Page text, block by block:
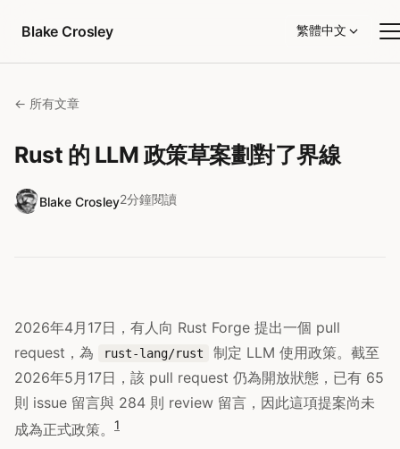
Blake Crosley
繁體中文
← 所有文章
Rust 的 LLM 政策草案劃對了界線
Blake Crosley2分鐘閱讀
2026年4月17日，有人向 Rust Forge 提出一個 pull
request，為
rust-lang/rust
制定 LLM 使用政策。截至
2026年5月17日，該 pull request 仍為開放狀態，已有 65
則 issue 留言與 284 則 review 留言，因此這項提案尚未
成為正式政策。
1